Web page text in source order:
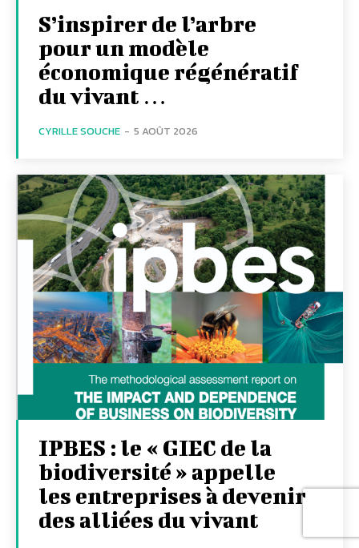
S’inspirer de l’arbre
pour un modèle
économique régénératif
du vivant …
CYRILLE SOUCHE - 5 AOÛT 2026
IPBES : le « GIEC de la
biodiversité » appelle
les entreprises à devenir
des alliées du vivant